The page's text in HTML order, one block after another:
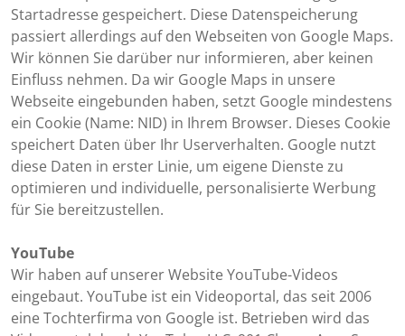
Startadresse gespeichert. Diese Datenspeicherung
passiert allerdings auf den Webseiten von Google Maps.
Wir können Sie darüber nur informieren, aber keinen
Einfluss nehmen. Da wir Google Maps in unsere
Webseite eingebunden haben, setzt Google mindestens
ein Cookie (Name: NID) in Ihrem Browser. Dieses Cookie
speichert Daten über Ihr Userverhalten. Google nutzt
diese Daten in erster Linie, um eigene Dienste zu
optimieren und individuelle, personalisierte Werbung
für Sie bereitzustellen.
YouTube
Wir haben auf unserer Website YouTube-Videos
eingebaut. YouTube ist ein Videoportal, das seit 2006
eine Tochterfirma von Google ist. Betrieben wird das